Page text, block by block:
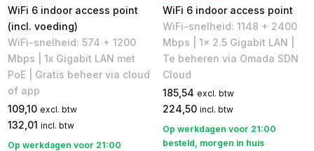
WiFi 6 indoor access point
(incl. voeding)
WiFi-snelheid: 574 + 1200
Mbps | 1x Gigabit LAN met
PoE | Gratis beheer via cloud
of app
109,10 excl. btw
132,01 incl. btw
Op werkdagen voor 21:00
WiFi 6 indoor access point
WiFi-snelheid: 1148 + 2400
Mbps | 1x 2.5 Gigabit LAN |
Te beheren via Omada SDN
Cloud
185,54 excl. btw
224,50 incl. btw
Op werkdagen voor 21:00
besteld, morgen in huis